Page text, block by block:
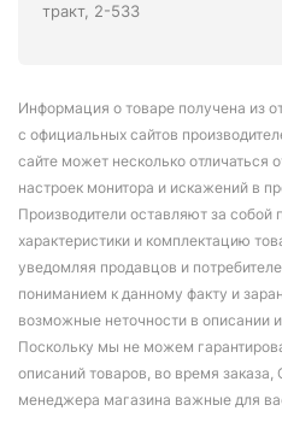
тракт, 2-533
Информация о товаре получена из
с официальных сайтов
сайте может несколько отличаться
настроек монитора и искажений в
Производители оставляют за собой
характеристики и комплектацию
уведомляя продавцов и
пониманием к данному факту и
возможные неточности в описании
Поскольку мы не можем
описаний товаров, во время
менеджера магазина важные для